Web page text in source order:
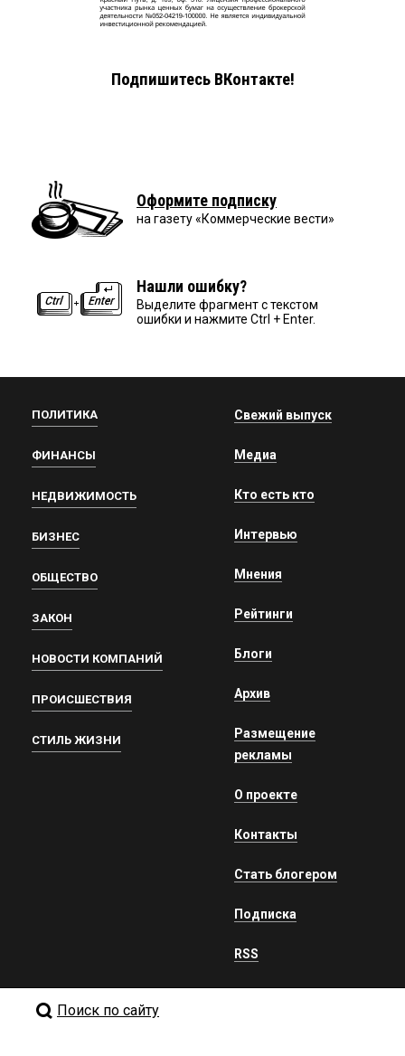
Подпишитесь ВКонтакте!
Оформите подписку
на газету «Коммерческие вести»
Нашли ошибку?
Выделите фрагмент с текстом
ошибки и нажмите Ctrl + Enter.
ПОЛИТИКА
ФИНАНСЫ
НЕДВИЖИМОСТЬ
БИЗНЕС
ОБЩЕСТВО
ЗАКОН
НОВОСТИ КОМПАНИЙ
ПРОИСШЕСТВИЯ
СТИЛЬ ЖИЗНИ
Свежий выпуск
Медиа
Кто есть кто
Интервью
Мнения
Рейтинги
Блоги
Архив
Размещение
рекламы
О проекте
Контакты
Стать блогером
Подписка
RSS
Поиск по сайту